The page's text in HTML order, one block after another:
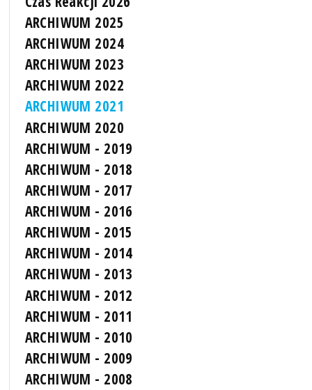
ARCHIWUM 2025
ARCHIWUM 2024
ARCHIWUM 2023
ARCHIWUM 2022
ARCHIWUM 2021
ARCHIWUM 2020
ARCHIWUM - 2019
ARCHIWUM - 2018
ARCHIWUM - 2017
ARCHIWUM - 2016
ARCHIWUM - 2015
ARCHIWUM - 2014
ARCHIWUM - 2013
ARCHIWUM - 2012
ARCHIWUM - 2011
ARCHIWUM - 2010
ARCHIWUM - 2009
ARCHIWUM - 2008